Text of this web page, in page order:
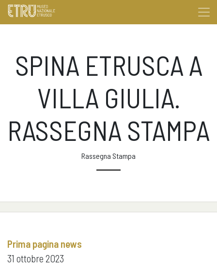
SPINA ETRUSCA A
VILLA GIULIA.
RASSEGNA STAMPA
Rassegna Stampa
Prima pagina news
31 ottobre 2023